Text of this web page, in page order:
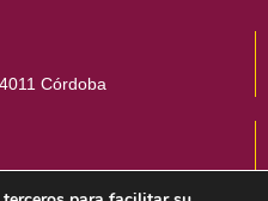
Córdoba